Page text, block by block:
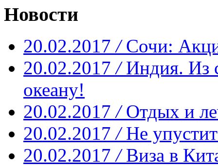
Новости
20.02.2017 / Сочи:
20.02.2017 / Индия. Из
океану!
20.02.2017 / Отдых и
20.02.2017 / Не
20.02.2017 / Виза в